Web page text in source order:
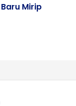
Mirip